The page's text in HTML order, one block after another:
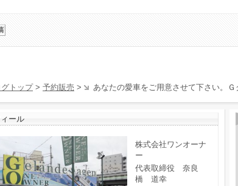
グトップ> 予約販売 > あなたの愛車をご用意させて下さい。
ール
株式会社ワンオーナ
ー
代表取締役 奈良
橋 道幸